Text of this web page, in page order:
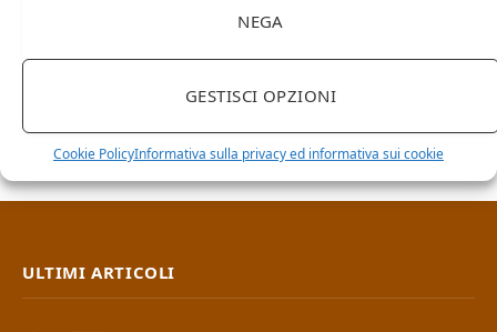
NEGA
GESTISCI OPZIONI
Cookie PolicyInformativa sulla privacy ed informativa sui cookie
ULTIMI ARTICOLI